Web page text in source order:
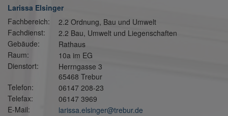
Larissa Elsinger
Fachbereich:
2.2 Ordnung, Bau und Umwelt
Fachdienst:
2.2 Bau, Umwelt und Liegenschaften
Gebäude:
Rathaus
Raum:
10a im EG
Dienstort:
Herrngasse 3
65468 Trebur
Telefon:
06147 208-23
Telefax:
06147 3969
E-Mail:
larissa.elsinger@trebur.de